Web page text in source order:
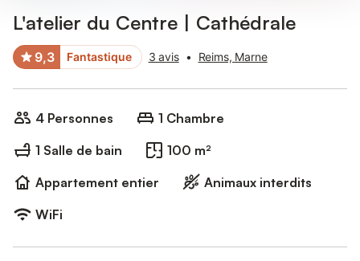
L'atelier du Centre | Cathédrale
9,3 Fantastique 3 avis • Reims, Marne
4 Personnes
1 Chambre
1 Salle de bain
100 m²
Appartement entier
Animaux interdits
WiFi